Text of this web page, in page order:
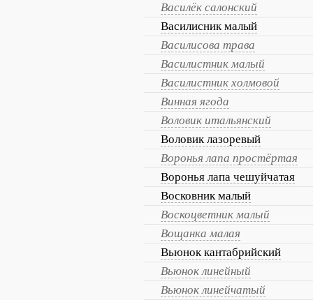
Василёк салонский
Василисник малый
Василисова трава
Василистник малый
Василистник холмовой
Винная ягода
Воловик итальянский
Воловик лазоревый
Воронья лапа простёртая
Воронья лапа чешуйчатая
Восковник малый
Воскоцветник малый
Вощанка малая
Вьюнок кантабрийский
Вьюнок линейный
Вьюнок линейчатый